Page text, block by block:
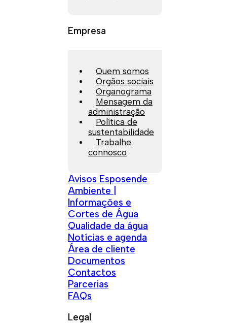
Empresa
Quem somos
Orgãos sociais
Organograma
Mensagem da
administração
Política de
sustentabilidade
Trabalhe
connosco
Avisos Esposende
Ambiente |
Informações e
Cortes de Água
Qualidade da água
Notícias e agenda
Área de cliente
Documentos
Contactos
Parcerias
FAQs
Legal